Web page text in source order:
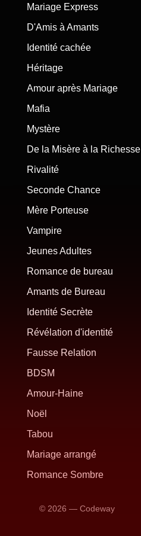
Mariage Express
D'Amis à Amants
Identité cachée
Héritage
Amour après Mariage
Mafia
Mystère
De la Misère à la Richesse
Rivalité
Seconde Chance
Mère Porteuse
Vampire
Jeunes Adultes
Romance de bureau
Amants de Bureau
Identité Secrète
Révélation d'identité
Fausse Relation
BDSM
Amour-Haine
Noël
Tabou
Mariage arrangé
Romance Sombre
© 2026 — Codeway